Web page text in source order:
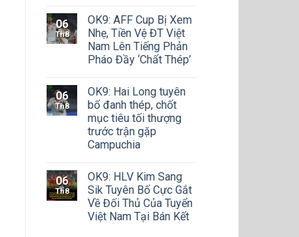
06
Th8
OK9: AFF Cup Bị Xem
Nhẹ, Tiền Vệ ĐT Việt
Nam Lên Tiếng Phản
Pháo Đầy ‘Chất Thép’
06
Th8
OK9: Hai Long tuyên
bố đanh thép, chốt
mục tiêu tối thượng
trước trận gặp
Campuchia
06
Th8
OK9: HLV Kim Sang
Sik Tuyên Bố Cực Gắt
Về Đối Thủ Của Tuyển
Việt Nam Tại Bán Kết